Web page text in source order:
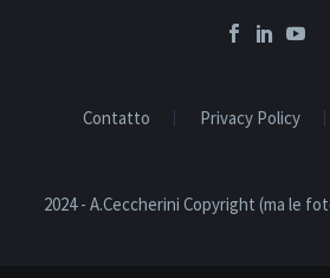
Contatto Privacy Policy
2024 - A.Ceccherini Copyright (ma le